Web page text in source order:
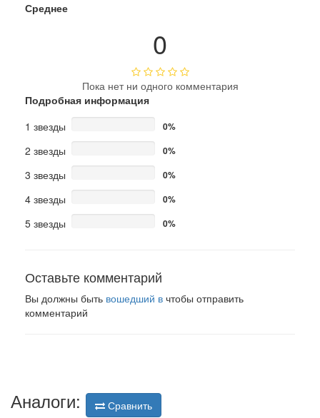
Среднее
0
Пока нет ни одного комментария
Подробная информация
1 звезды
0%
2 звезды 0%
3 звезды 0%
4 звезды 0%
5 звезды 0%
Оставьте комментарий
Вы должны быть вошедший в чтобы отправить
комментарий
Аналоги: Сравнить